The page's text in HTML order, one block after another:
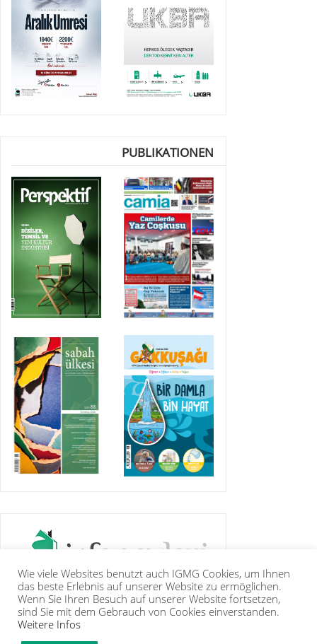
PUBLIKATIONEN
IGMG PRESSE
Wie viele Websites benutzt auch IGMG Cookies, um Ihnen
das beste Erlebnis auf unserer Website zu ermöglichen.
Wenn Sie Ihren Besuch auf unserer Website fortsetzen,
sind Sie mit dem Gebrauch von Cookies einverstanden.
Weitere Infos